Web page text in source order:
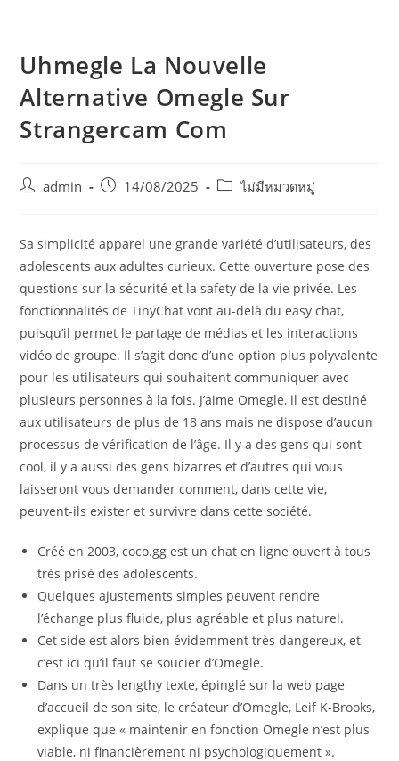
Uhmegle La Nouvelle
Alternative Omegle Sur
Strangercam Com
admin 14/08/2025 ไม่มีหมวดหมู่
Sa simplicité apparel une grande variété d’utilisateurs, des
adolescents aux adultes curieux. Cette ouverture pose des
questions sur la sécurité et la safety de la vie privée. Les
fonctionnalités de TinyChat vont au-delà du easy chat,
puisqu’il permet le partage de médias et les interactions
vidéo de groupe. Il s’agit donc d’une option plus polyvalente
pour les utilisateurs qui souhaitent communiquer avec
plusieurs personnes à la fois. J’aime Omegle, il est destiné
aux utilisateurs de plus de 18 ans mais ne dispose d’aucun
processus de vérification de l’âge. Il y a des gens qui sont
cool, il y a aussi des gens bizarres et d’autres qui vous
laisseront vous demander comment, dans cette vie,
peuvent-ils exister et survivre dans cette société.
Créé en 2003, coco.gg est un chat en ligne ouvert à tous
très prisé des adolescents.
Quelques ajustements simples peuvent rendre
l’échange plus fluide, plus agréable et plus naturel.
Cet side est alors bien évidemment très dangereux, et
c’est ici qu’il faut se soucier d’Omegle.
Dans un très lengthy texte, épinglé sur la web page
d’accueil de son site, le créateur d’Omegle, Leif K-Brooks,
explique que « maintenir en fonction Omegle n’est plus
viable, ni financièrement ni psychologiquement ».